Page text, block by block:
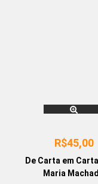
R$45,00
De Carta em
Maria